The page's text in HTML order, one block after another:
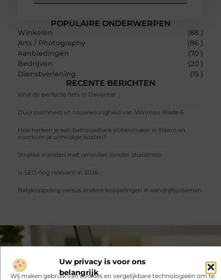
Uw privacy is voor ons
belangrijk
Wij maken gebruik van cookies en vergelijkbare technologieën om te
POPULAIRE ONDERWERPEN
Winkelen
(88 )
Arts / Photography
(86 )
Aanbiedingen
(70 )
Bedrijven
(20 )
Dienstverlening
(15 )
RECENTE BERICHTEN
Vind de perfecte fiets in Deventer
Duurzaamheid en nauwkeurigheid van Winmau Blade 6
Hoe herken je een betrouwbare slotenmaker in Baarn en
voorkom je onnodige kosten?
Strakke wanden met renovlies zonder stucstress
Is SEO nog relevant in 2026
Balgkoppeling versus andere koppelingen in aandrijfsystemen
VORIGE
Fotoshoot van bedrijf of advocatenkantoor
VOLGENDE